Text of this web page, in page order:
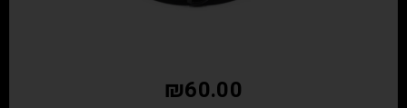
₪60.00